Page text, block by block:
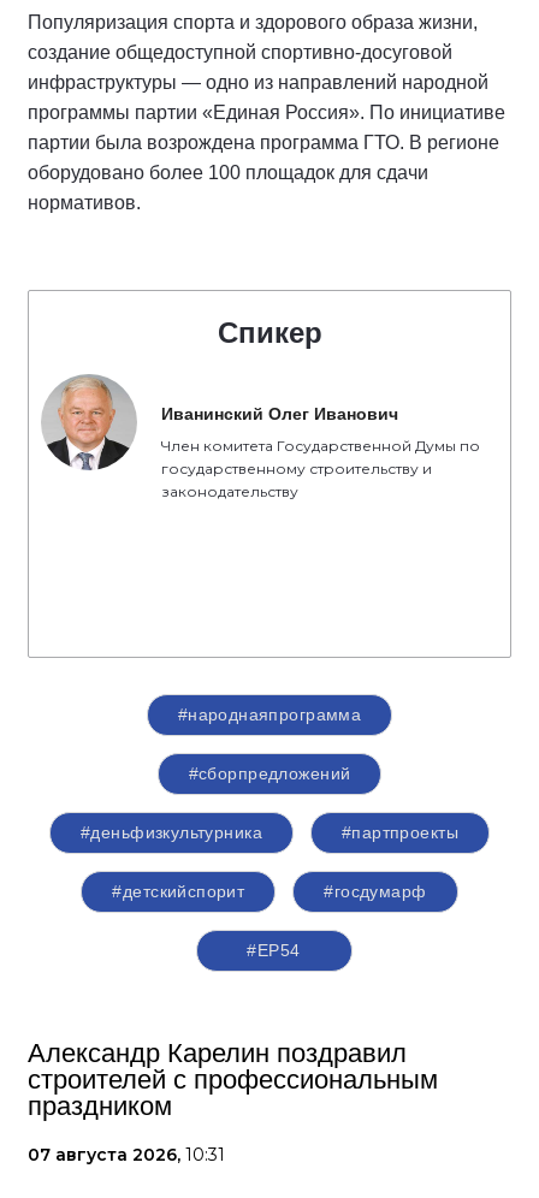
Популяризация спорта и здорового образа жизни,
создание общедоступной спортивно-досуговой
инфраструктуры — одно из направлений народной
программы партии «Единая Россия». По инициативе
партии была возрождена программа ГТО. В регионе
оборудовано более 100 площадок для сдачи
нормативов.
Спикер
Иванинский Олег Иванович
Член комитета Государственной Думы по
государственному строительству и
законодательству
#народнаяпрограмма
#сборпредложений
#деньфизкультурника #партпроекты
#детскийспорит #госдумарф
#ЕР54
Александр Карелин поздравил
строителей с профессиональным
праздником
07 августа 2026, 10:31